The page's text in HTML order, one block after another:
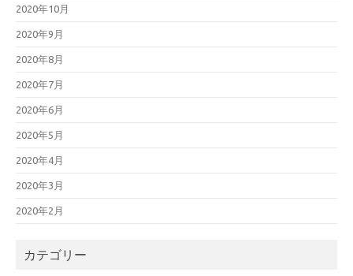
2020年10月
2020年9月
2020年8月
2020年7月
2020年6月
2020年5月
2020年4月
2020年3月
2020年2月
カテゴリー